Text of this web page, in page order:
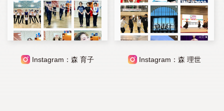
Instagram：森 育子 Instagram：森 理世